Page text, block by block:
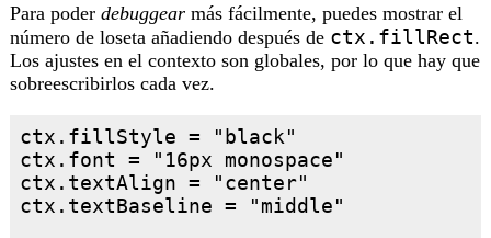
Para poder debuggear más fácilmente, puedes mostrar el
número de loseta añadiendo después de ctx.fillRect.
Los ajustes en el contexto son globales, por lo que hay que
sobreescribirlos cada vez.
ctx.fillStyle = "black"
ctx.font = "16px monospace"
ctx.textAlign = "center"
ctx.textBaseline = "middle"